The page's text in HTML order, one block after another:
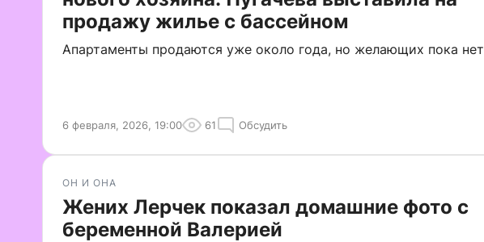
продажу жилье с бассейном
Апартаменты продаются уже около года, но желающих пока нет
6 февраля, 2026, 19:00 61 Обсудить
ОН И ОНА
Жених Лерчек показал домашние фото с
беременной Валерией